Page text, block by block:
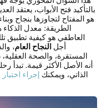
بالتأكيد فتح الأبواب، يعتقد
هو المفتاح لتجاوزها بنجاح
الطريقة: معدل الذكاء
العاطفي هو كيفية تطبيق
أجل النجاح العام،
المستقرة، والصحة
أنه الأصل الأكثر قيمة.
الذاتي، ويمكنك إجراء